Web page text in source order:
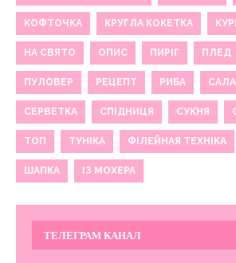
КОФТОЧКА КРУГЛА КОКЕТКА
НА СВЯТО ОПИС ПИРІГ ПЛЕД
ПУЛОВЕР РЕЦЕПТ РИБА
СЕРВЕТКА СПІДНИЦЯ СУКНЯ
ТОП ТУНІКА ФІЛЕЙНАЯ ТЕХНІКА
ШАПКА ІЗ МОХЕРА
ТЕЛЕГРАМ КАНАЛ